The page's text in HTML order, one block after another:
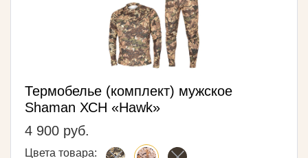
Термобелье (комплект) мужское
Shaman ХСН «Hawk»
4 900 руб.
Цвета товара: